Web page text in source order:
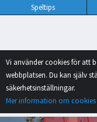
Speltips
Vi använder cookies för att
webbplatsen. Du kan själv
säkerhetsinställningar.
Mer information om cookies